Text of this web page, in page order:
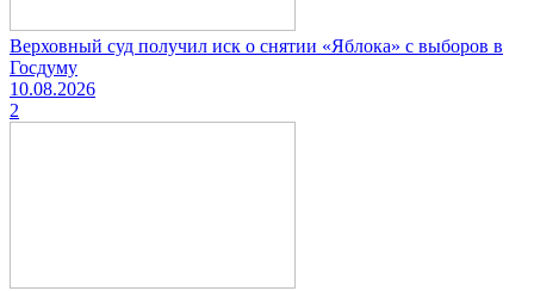
Верховный суд получил иск о снятии «Яблока» с выборов в
Госдуму
10.08.2026
2